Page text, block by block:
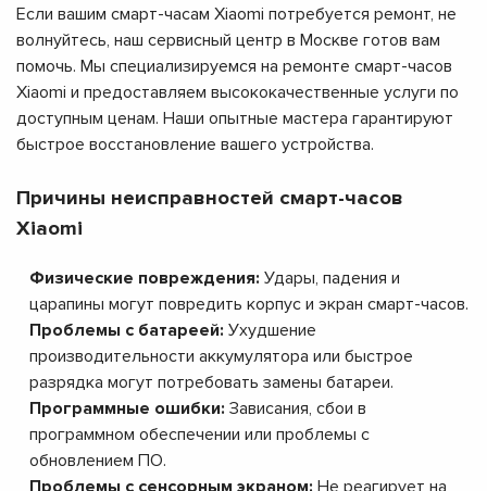
Если вашим смарт-часам Xiaomi потребуется ремонт, не
волнуйтесь, наш сервисный центр в Москве готов вам
помочь. Мы специализируемся на ремонте смарт-часов
Xiaomi и предоставляем высококачественные услуги по
доступным ценам. Наши опытные мастера гарантируют
быстрое восстановление вашего устройства.
Причины неисправностей смарт-часов
Xiaomi
Физические повреждения: Удары, падения и
царапины могут повредить корпус и экран смарт-часов.
Проблемы с батареей: Ухудшение
производительности аккумулятора или быстрое
разрядка могут потребовать замены батареи.
Программные ошибки: Зависания, сбои в
программном обеспечении или проблемы с
обновлением ПО.
Проблемы с сенсорным экраном: Не реагирует на